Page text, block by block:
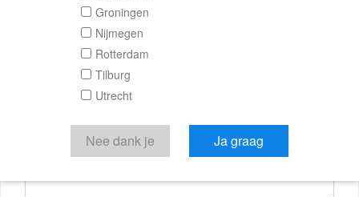
Verstuur je bericht
Door een bericht te sturen kom je in contact met de
aanbieder of makelaar van de woning.
Groningen
Nijmegen
Rotterdam
Tilburg
Utrecht
Nee dank je Ja graag